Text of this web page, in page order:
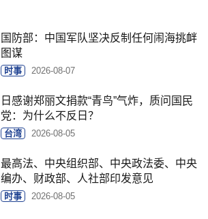
国防部：中国军队坚决反制任何闹海挑衅
图谋
时事 2026-08-07
日感谢郑丽文捐款“青鸟”气炸，质问国民
党：为什么不反日？
台湾 2026-08-05
最高法、中央组织部、中央政法委、中央
编办、财政部、人社部印发意见
时事 2026-08-05